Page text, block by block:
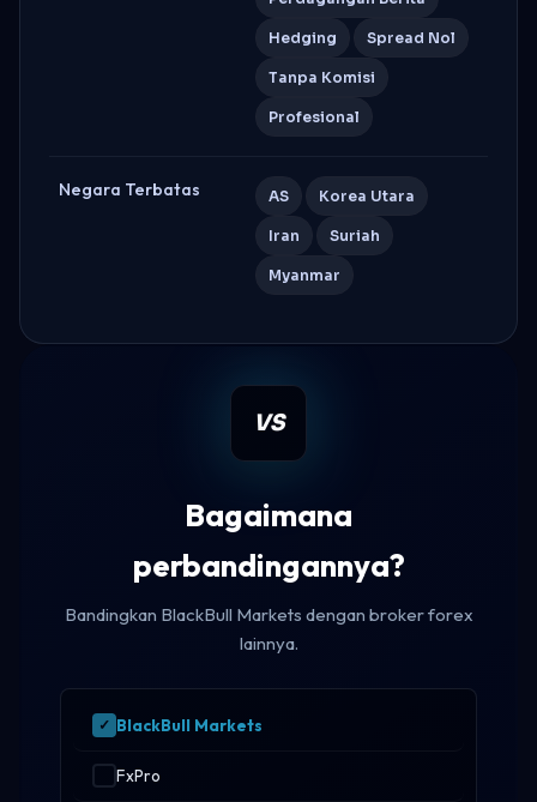
Hedging Spread Nol
Tanpa Komisi
Profesional
Negara Terbatas AS Korea Utara
Iran Suriah
Myanmar
VS
Bagaimana
perbandingannya?
Bandingkan BlackBull Markets dengan broker forex
lainnya.
BlackBull Markets
FxPro